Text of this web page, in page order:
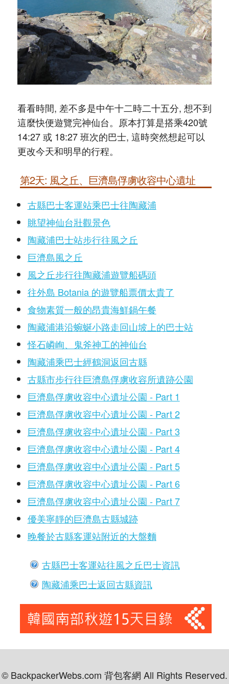
看看時間, 差不多是中午十二時二十五分, 想不到
這麼快便遊覽完神仙台。原本打算是搭乘420號
14:27 或 18:27 班次的巴士, 這時突然想起可以
更改今天和明早的行程。
第2天: 風之丘、巨濟島俘虜收容中心遺址
古縣巴士客運站乘巴士往陶藏浦
眺望神仙台壯觀景色
陶藏浦巴士站步行往風之丘
巨濟島風之丘
風之丘步行往陶藏浦遊覽船碼頭
往外島 Botania 的遊覽船票價太貴了
食物素質一般的昂貴海鮮鍋午餐
陶藏浦港沿蜿蜒小路走回山坡上的巴士站
怪石嶙峋、鬼斧神工的神仙台
陶藏浦乘巴士經鶴洞返回古縣
古縣市步行往巨濟島俘虜收容所遺跡公園
巨濟島俘虜收容中心遺址公園 - Part 1
巨濟島俘虜收容中心遺址公園 - Part 2
巨濟島俘虜收容中心遺址公園 - Part 3
巨濟島俘虜收容中心遺址公園 - Part 4
巨濟島俘虜收容中心遺址公園 - Part 5
巨濟島俘虜收容中心遺址公園 - Part 6
巨濟島俘虜收容中心遺址公園 - Part 7
優美寧靜的巨濟島古縣城跡
晚餐於古縣客運站附近的大盤麵
古縣巴士客運站往風之丘巴士資訊
陶藏浦乘巴士返回古縣資訊
© BackpackerWebs.com 背包客網 All Rights Reserved.